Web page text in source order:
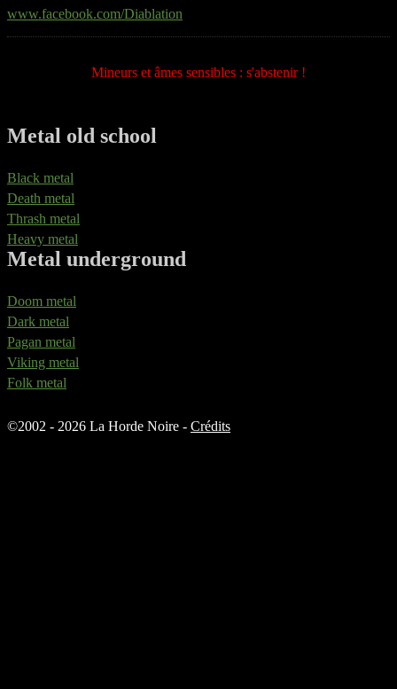
www.facebook.com/Diablation
Mineurs et âmes sensibles : s'abstenir !
Metal old school
Black metal
Death metal
Thrash metal
Heavy metal
Metal underground
Doom metal
Dark metal
Pagan metal
Viking metal
Folk metal
©2002 - 2026 La Horde Noire - Crédits